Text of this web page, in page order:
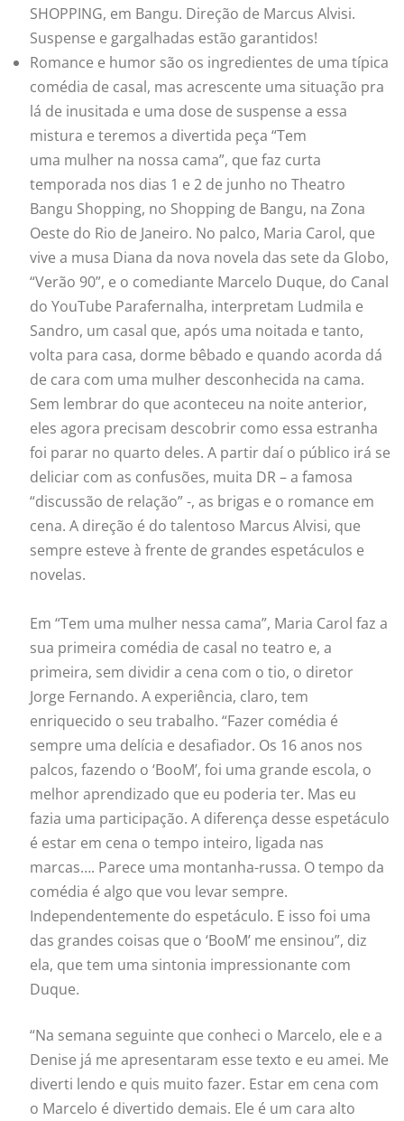
SHOPPING, em Bangu. Direção de Marcus Alvisi.
Suspense e gargalhadas estão garantidos!
Romance e humor são os ingredientes de uma típica
comédia de casal, mas acrescente uma situação pra
lá de inusitada e uma dose de suspense a essa
mistura e teremos a divertida peça “Tem
uma mulher na nossa cama”, que faz curta
temporada nos dias 1 e 2 de junho no Theatro
Bangu Shopping, no Shopping de Bangu, na Zona
Oeste do Rio de Janeiro. No palco, Maria Carol, que
vive a musa Diana da nova novela das sete da Globo,
“Verão 90”, e o comediante Marcelo Duque, do Canal
do YouTube Parafernalha, interpretam Ludmila e
Sandro, um casal que, após uma noitada e tanto,
volta para casa, dorme bêbado e quando acorda dá
de cara com uma mulher desconhecida na cama.
Sem lembrar do que aconteceu na noite anterior,
eles agora precisam descobrir como essa estranha
foi parar no quarto deles. A partir daí o público irá se
deliciar com as confusões, muita DR – a famosa
“discussão de relação” -, as brigas e o romance em
cena. A direção é do talentoso Marcus Alvisi, que
sempre esteve à frente de grandes espetáculos e
novelas.
Em “Tem uma mulher nessa cama”, Maria Carol faz a
sua primeira comédia de casal no teatro e, a
primeira, sem dividir a cena com o tio, o diretor
Jorge Fernando. A experiência, claro, tem
enriquecido o seu trabalho. “Fazer comédia é
sempre uma delícia e desafiador. Os 16 anos nos
palcos, fazendo o ‘BooM’, foi uma grande escola, o
melhor aprendizado que eu poderia ter. Mas eu
fazia uma participação. A diferença desse espetáculo
é estar em cena o tempo inteiro, ligada nas
marcas…. Parece uma montanha-russa. O tempo da
comédia é algo que vou levar sempre.
Independentemente do espetáculo. E isso foi uma
das grandes coisas que o ‘BooM’ me ensinou”, diz
ela, que tem uma sintonia impressionante com
Duque.
“Na semana seguinte que conheci o Marcelo, ele e a
Denise já me apresentaram esse texto e eu amei. Me
diverti lendo e quis muito fazer. Estar em cena com
o Marcelo é divertido demais. Ele é um cara alto